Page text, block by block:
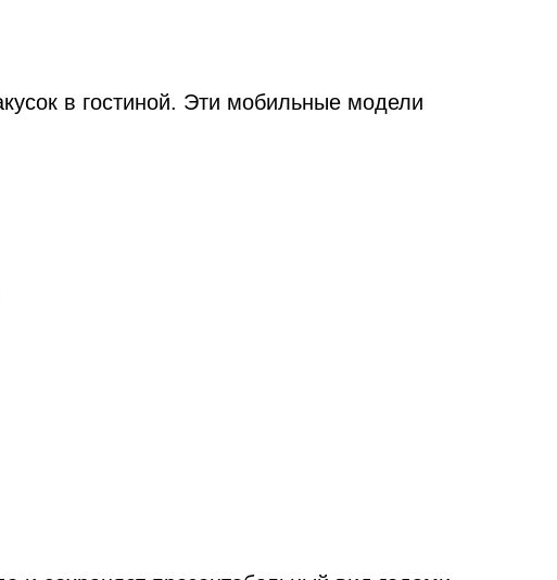
в гостиной. Эти мобильные модели